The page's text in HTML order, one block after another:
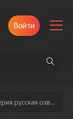
Войти
русская озвучка полностью смотреть онлайн!